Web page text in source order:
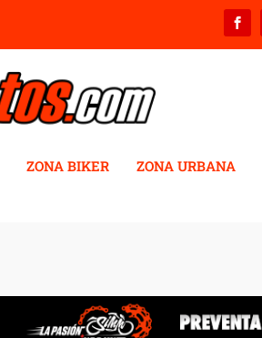
ZONA BIKER ZONA URBANA